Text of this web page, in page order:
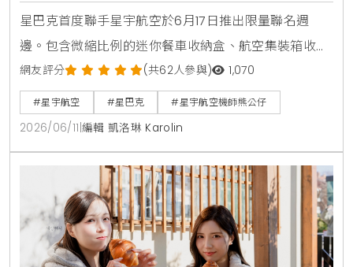
星巴克首度聯手星宇航空於6月17日推出限量聯名週
邊。包含微縮比例的迷你餐車收納盒、航空集裝箱收納
套與安全帶扣折疊收納袋。台北限定門市更首賣黑登機
證馬克杯，杯身印有西雅圖創始店與台灣星巴克生日等
彩蛋。7月將加碼推出隱藏版機師熊公仔。
網友評分 (共62人參與) 1,070
#星宇航空 #星巴克 #星宇航空機師熊公仔
2026/06/11 編輯 凱洛琳 Karolin